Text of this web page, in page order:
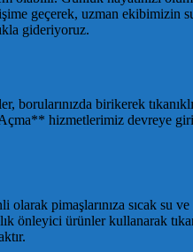
geçerek, uzman
gideriyoruz.
borularınızda birikerek
hizmetlerimiz devreye
pimaşlarınıza sıcak su
önleyici ürünler kullanarak